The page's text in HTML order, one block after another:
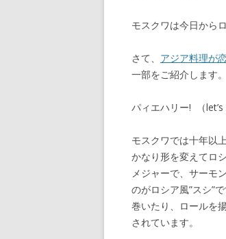
モスクワは今日から
さて、 アジア料理が
一部をご紹介します。
パィエハリー! （let’s
モスクワでは十年以
かなり形を変えてロ
メジャーで、サーモ
のがロシア風”スシ”
巻いたり、ロールを
されています。